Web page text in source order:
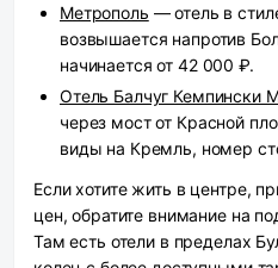
Метрополь — отель в
возвышается напротив
начинается от 42 000 ₽.
Отель Балчуг Кемпински
через мост от Красной
виды на Кремль, номер
Если хотите жить в центре,
цен, обратите внимание на
Там есть отели в пределах